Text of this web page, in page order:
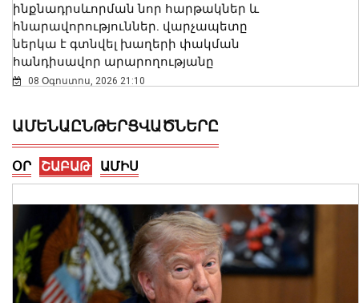
ինքնադրսևորման նոր հարթակներ և
հնարավորություններ. վարչապետը
ներկա է գտնվել խաղերի փակման
հանդիսավոր արարողությանը
08 Օգոստոս, 2026 21:10
ԱՄԵՆԱԸՆԹԵՐՑՎԱԾՆԵՐԸ
ՕՐ ՇԱԲԱԹ ԱՄԻՍ